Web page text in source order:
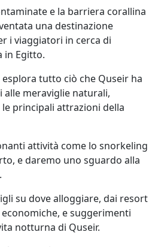
e la barriera corallina
una destinazione
i viaggiatori in cerca di
in Egitto.
tutto ciò che Quseir ha
meraviglie naturali,
principali attrazioni della
attività come lo snorkeling
e daremo uno sguardo alla
su dove alloggiare, dai resort
e suggerimenti
notturna di Quseir.